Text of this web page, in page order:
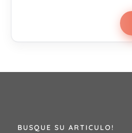
BUSQUE SU ARTICULO!